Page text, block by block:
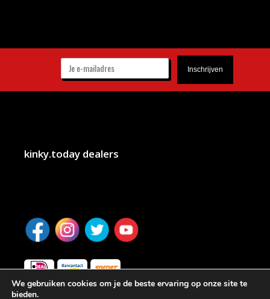
kinky.today dealers
We gebruiken cookies om je de beste ervaring op onze site te
bieden.